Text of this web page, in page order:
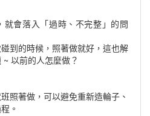
就會落入「過時、不完整」的問
到的時候，照著做就好，這也解
以前的人怎麼做？
照著做，可以避免重新造輪子、
。